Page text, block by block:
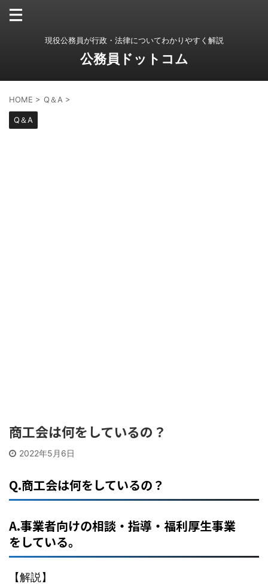
現役公務員が行政・法律についてわかりやすく解説
公務員ドットコム
HOME > Q＆A >
Q＆A
商工会は何をしているの？
2022年5月6日
Q.商工会は何をしているの？
A.事業者向けの相談・指導・福利厚生事業
をしている。
【解説】